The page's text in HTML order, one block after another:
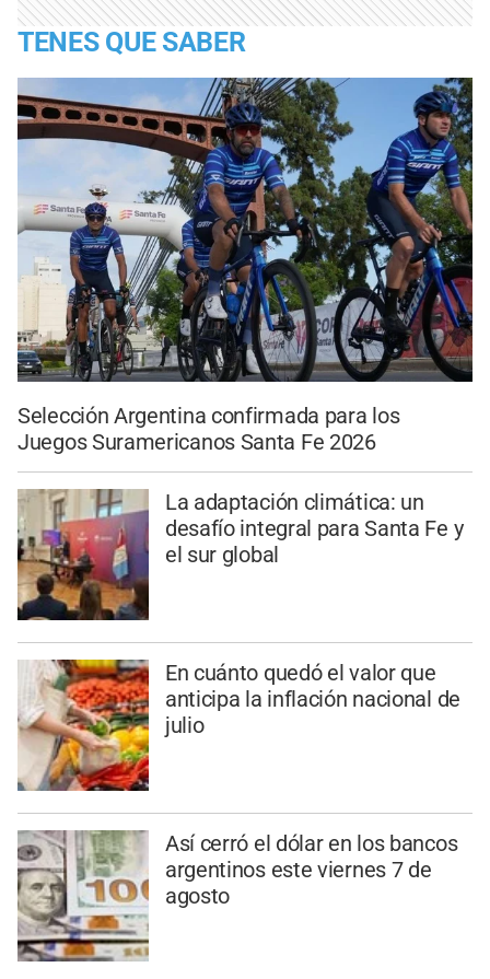
TENES QUE SABER
Selección Argentina confirmada para los
Juegos Suramericanos Santa Fe 2026
La adaptación climática: un
desafío integral para Santa Fe y
el sur global
En cuánto quedó el valor que
anticipa la inflación nacional de
julio
Así cerró el dólar en los bancos
argentinos este viernes 7 de
agosto